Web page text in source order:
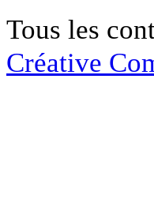
Tous les
Créative